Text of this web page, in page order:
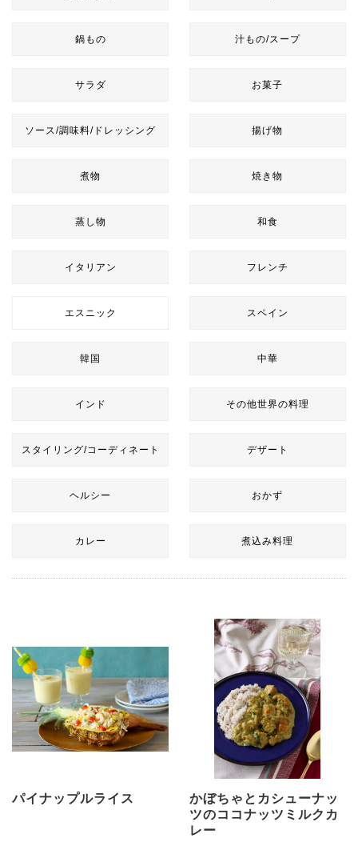
鍋もの 汁もの/スープ
サラダ お菓子
ソース/調味料/ドレッシング 揚げ物
煮物 焼き物
蒸し物 和食
イタリアン フレンチ
エスニック スペイン
韓国 中華
インド その他世界の料理
スタイリング/コーディネート デザート
ヘルシー おかず
カレー 煮込み料理
パイナップルライス
かぼちゃとカシューナッ
ツのココナッツミルクカ
レー